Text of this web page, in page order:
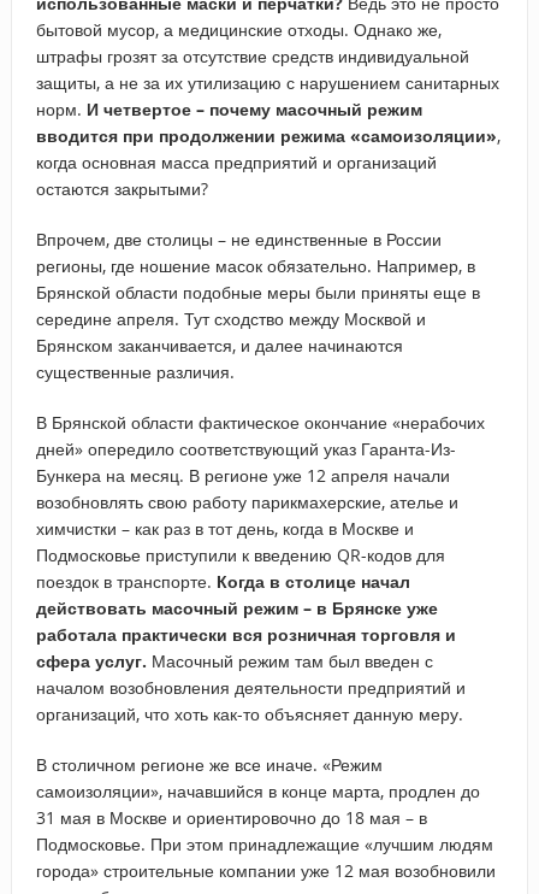
бытовой мусор, а медицинские отходы. Однако же,
штрафы грозят за отсутствие средств индивидуальной
защиты, а не за их утилизацию с нарушением санитарных
норм. И четвертое – почему масочный режим
вводится при продолжении режима «самоизоляции»,
когда основная масса предприятий и организаций
остаются закрытыми?
Впрочем, две столицы – не единственные в России
регионы, где ношение масок обязательно. Например, в
Брянской области подобные меры были приняты еще в
середине апреля. Тут сходство между Москвой и
Брянском заканчивается, и далее начинаются
существенные различия.
В Брянской области фактическое окончание «нерабочих
дней» опередило соответствующий указ Гаранта-Из-
Бункера на месяц. В регионе уже 12 апреля начали
возобновлять свою работу парикмахерские, ателье и
химчистки – как раз в тот день, когда в Москве и
Подмосковье приступили к введению QR-кодов для
поездок в транспорте. Когда в столице начал
действовать масочный режим – в Брянске уже
работала практически вся розничная торговля и
сфера услуг. Масочный режим там был введен с
началом возобновления деятельности предприятий и
организаций, что хоть как-то объясняет данную меру.
В столичном регионе же все иначе. «Режим
самоизоляции», начавшийся в конце марта, продлен до
31 мая в Москве и ориентировочно до 18 мая – в
Подмосковье. При этом принадлежащие «лучшим людям
города» строительные компании уже 12 мая возобновили